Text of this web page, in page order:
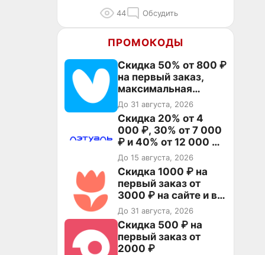
44 Обсудить
ПРОМОКОДЫ
Скидка 50% от 800 ₽
на первый заказ,
максимальная
скидка 600 ₽
До 31 августа, 2026
Скидка 20% от 4
000 ₽, 30% от 7 000
₽ и 40% от 12 000 ₽
на первый и все
повторные заказы по
промокоду ТРЕНД
До 15 августа, 2026
Скидка 1000 ₽ на
первый заказ от
3000 ₽ на сайте и в
приложении
До 31 августа, 2026
Скидка 500 ₽ на
первый заказ от
2000 ₽